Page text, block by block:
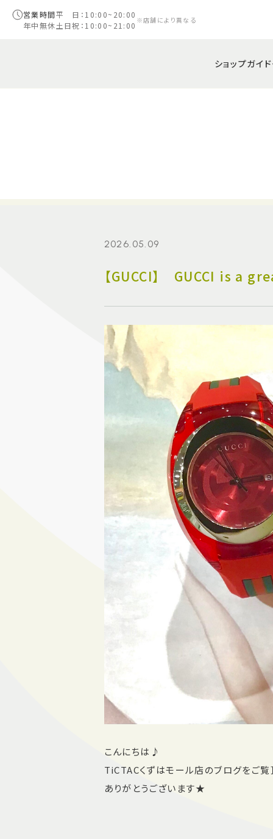
営業時間平 日：10:00~20:00
年中無休土日祝：10:00~21:00 ※店舗により異なる
ショップガイド
2026.05.09
【GUCCI】 GUCCI is a
こんにちは♪
TiCTACくずはモール店のブログをご覧
ありがとうございます★